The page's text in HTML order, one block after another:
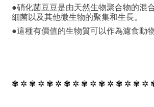
●硝化菌豆豆是由天然生物聚合物的混
細菌以及其他微生物的聚集和生長。
●這種有價值的生物質可以作為濾食動
✾ ✲ ✾ ✲ ✾ ✲ ✾ ✲ ✾ ✲ ✾ ✲ ✾ ✲ ✾ ✲